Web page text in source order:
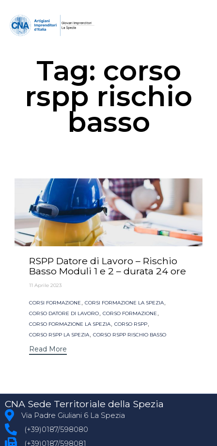
Tag: corso
rspp rischio
basso
RSPP Datore di Lavoro – Rischio
Basso Moduli 1 e 2 – durata 24 ore
11 Aprile 2023
Tags
CORSI FORMAZIONE , CORSI FORMAZIONE LA SPEZIA,
CORSO DATORE DI LAVORO, CORSO FORMAZIONE ,
CORSO FORMAZIONE LA SPEZIA, CORSO RSPP,
CORSO RSPP LA SPEZIA, CORSO RSPP RISCHIO BASSO
Read More
CNA Sede Territoriale della Spezia
Via Padre Giuliani 6 La Spezia
(+39)0187/598080
(+39)0187/598081